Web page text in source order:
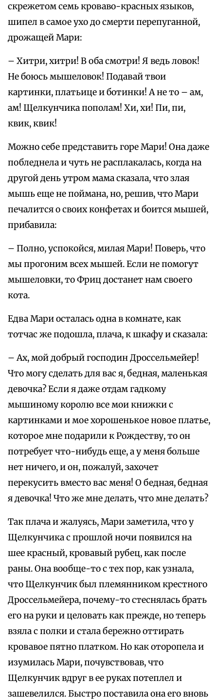
скрежетом семь кроваво-красных языков,
шипел в самое ухо до смерти перепуганной,
дрожащей Мари:
– Хитри, хитри! В оба смотри! Я ведь ловок!
Не боюсь мышеловок! Подавай твои
картинки, платьице и ботинки! А не то – ам,
ам! Щелкунчика пополам! Хи, хи! Пи, пи,
квик, квик!
Можно себе представить горе Мари! Она даже
побледнела и чуть не расплакалась, когда на
другой день утром мама сказала, что злая
мышь еще не поймана, но, решив, что Мари
печалится о своих конфетах и боится мышей,
прибавила:
– Полно, успокойся, милая Мари! Поверь, что
мы прогоним всех мышей. Если не помогут
мышеловки, то Фриц достанет нам своего
кота.
Едва Мари осталась одна в комнате, как
тотчас же подошла, плача, к шкафу и сказала:
– Ах, мой добрый господин Дроссельмейер!
Что могу сделать для вас я, бедная, маленькая
девочка? Если я даже отдам гадкому
мышиному королю все мои книжки с
картинками и мое хорошенькое новое платье,
которое мне подарили к Рождеству, то он
потребует что-нибудь еще, а у меня больше
нет ничего, и он, пожалуй, захочет
перекусить вместо вас меня! О бедная, бедная
я девочка! Что же мне делать, что мне делать?
Так плача и жалуясь, Мари заметила, что у
Щелкунчика с прошлой ночи появился на
шее красный, кровавый рубец, как после
раны. Она вообще-то с тех пор, как узнала,
что Щелкунчик был племянником крестного
Дроссельмейера, почему-то стеснялась брать
его на руки и целовать как прежде, но теперь
взяла с полки и стала бережно оттирать
кровавое пятно платком. Но как оторопела и
изумилась Мари, почувствовав, что
Щелкунчик вдруг в ее руках потеплел и
зашевелился. Быстро поставила она его вновь